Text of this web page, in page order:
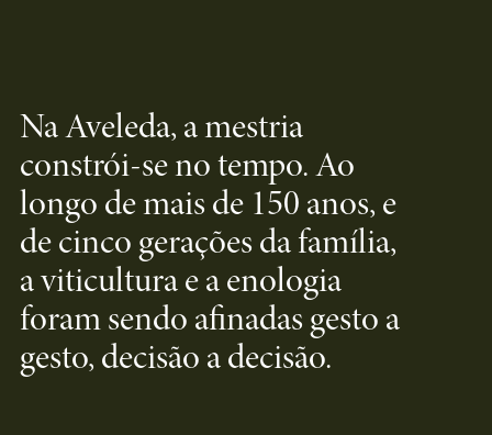
Na Aveleda, a mestria
constrói-se no tempo. Ao
longo de mais de 150 anos, e
de cinco gerações da família,
a viticultura e a enologia
foram sendo afinadas gesto a
gesto, decisão a decisão.